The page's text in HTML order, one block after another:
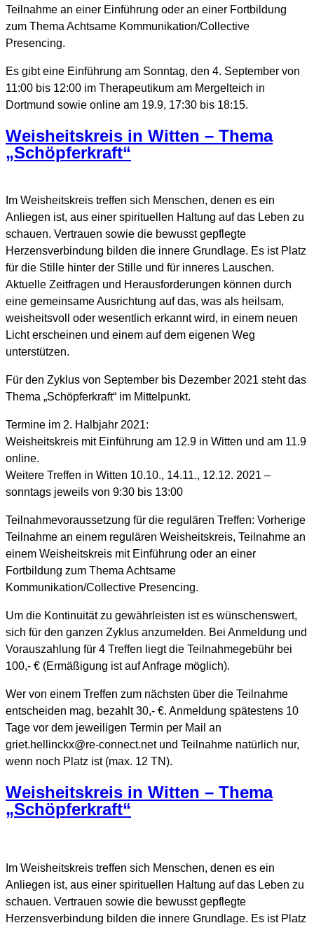
Teilnahme an einer Einführung oder an einer Fortbildung
zum Thema Achtsame Kommunikation/Collective
Presencing.
Es gibt eine Einführung am Sonntag, den 4. September von
11:00 bis 12:00 im Therapeutikum am Mergelteich in
Dortmund sowie online am 19.9, 17:30 bis 18:15.
Weisheitskreis in Witten – Thema
„Schöpferkraft“
Im Weisheitskreis treffen sich Menschen, denen es ein
Anliegen ist, aus einer spirituellen Haltung auf das Leben zu
schauen. Vertrauen sowie die bewusst gepflegte
Herzensverbindung bilden die innere Grundlage. Es ist Platz
für die Stille hinter der Stille und für inneres Lauschen.
Aktuelle Zeitfragen und Herausforderungen können durch
eine gemeinsame Ausrichtung auf das, was als heilsam,
weisheitsvoll oder wesentlich erkannt wird, in einem neuen
Licht erscheinen und einem auf dem eigenen Weg
unterstützen.
Für den Zyklus von September bis Dezember 2021 steht das
Thema „Schöpferkraft“ im Mittelpunkt.
Termine im 2. Halbjahr 2021:
Weisheitskreis mit Einführung am 12.9 in Witten und am 11.9
online.
Weitere Treffen in Witten 10.10., 14.11., 12.12. 2021 –
sonntags jeweils von 9:30 bis 13:00
Teilnahmevoraussetzung für die regulären Treffen: Vorherige
Teilnahme an einem regulären Weisheitskreis, Teilnahme an
einem Weisheitskreis mit Einführung oder an einer
Fortbildung zum Thema Achtsame
Kommunikation/Collective Presencing.
Um die Kontinuität zu gewährleisten ist es wünschenswert,
sich für den ganzen Zyklus anzumelden. Bei Anmeldung und
Vorauszahlung für 4 Treffen liegt die Teilnahmegebühr bei
100,- € (Ermäßigung ist auf Anfrage möglich).
Wer von einem Treffen zum nächsten über die Teilnahme
entscheiden mag, bezahlt 30,- €. Anmeldung spätestens 10
Tage vor dem jeweiligen Termin per Mail an
griet.hellinckx@re-connect.net und Teilnahme natürlich nur,
wenn noch Platz ist (max. 12 TN).
Weisheitskreis in Witten – Thema
„Schöpferkraft“
Im Weisheitskreis treffen sich Menschen, denen es ein
Anliegen ist, aus einer spirituellen Haltung auf das Leben zu
schauen. Vertrauen sowie die bewusst gepflegte
Herzensverbindung bilden die innere Grundlage. Es ist Platz